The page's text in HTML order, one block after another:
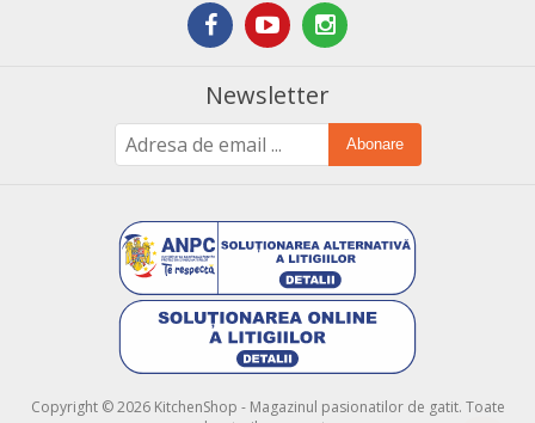
Newsletter
Abonare
Copyright © 2026 KitchenShop - Magazinul pasionatilor de gatit. Toate